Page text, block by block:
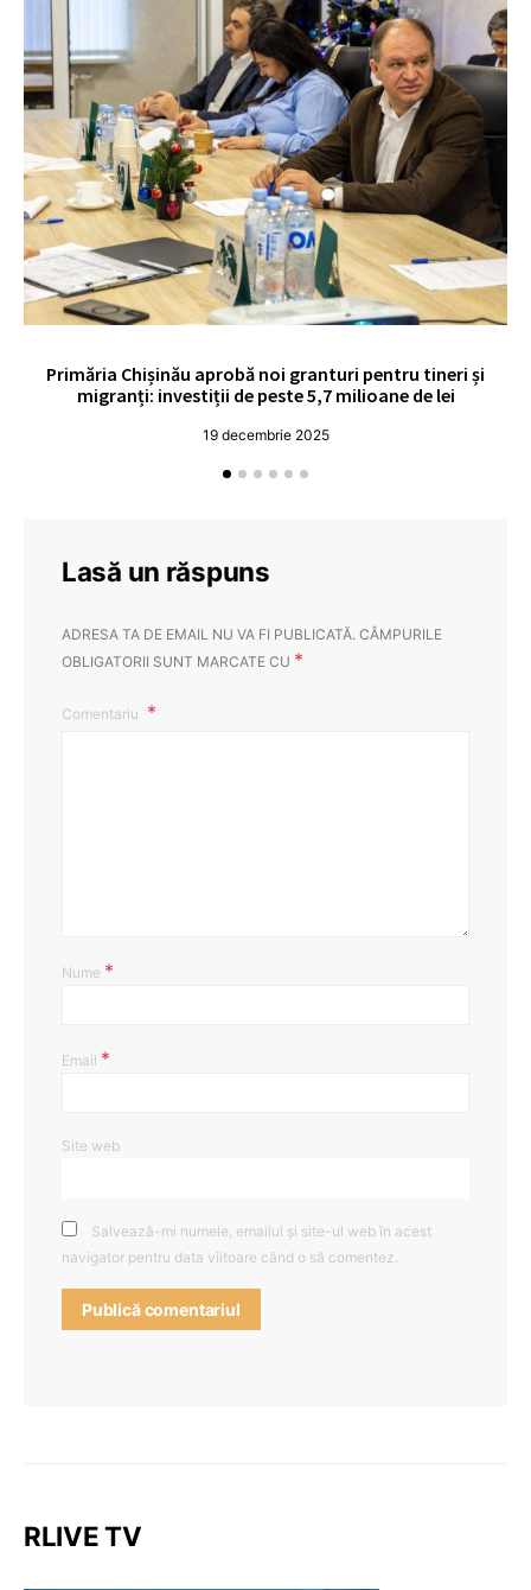
Primăria Chișinău aprobă noi granturi pentru tineri și
migranți: investiții de peste 5,7 milioane de lei
19 decembrie 2025
Lasă un răspuns
ADRESA TA DE EMAIL NU VA FI PUBLICATĂ. CÂMPURILE
OBLIGATORII SUNT MARCATE CU *
Comentariu
Nume *
Email *
Site web
Salvează-mi numele, emailul și site-ul web în acest
navigator pentru data viitoare când o să comentez.
RLIVE TV